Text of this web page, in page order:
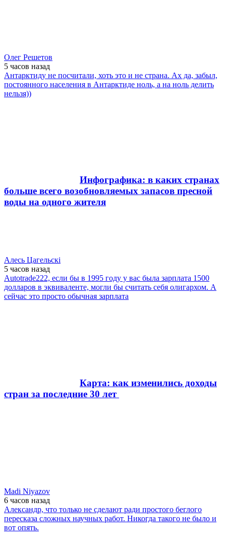
Олег Решетов
5 часов назад
Антарктиду не посчитали, хоть это и не страна. Ах да, забыл,
постоянного населения в Антарктиде ноль, а на ноль делить
нельзя))
Инфографика: в каких странах
больше всего возобновляемых запасов пресной
воды на одного жителя
Алесь Цагельскi
5 часов назад
Autotrade222, если бы в 1995 году у вас была зарплата 1500
долларов в эквиваленте, могли бы считать себя олигархом. А
сейчас это просто обычная зарплата
Карта: как изменились доходы
стран за последние 30 лет
Madi Niyazov
6 часов назад
Александр, что только не сделают ради простого беглого
пересказа сложных научных работ. Никогда такого не было и
вот опять.